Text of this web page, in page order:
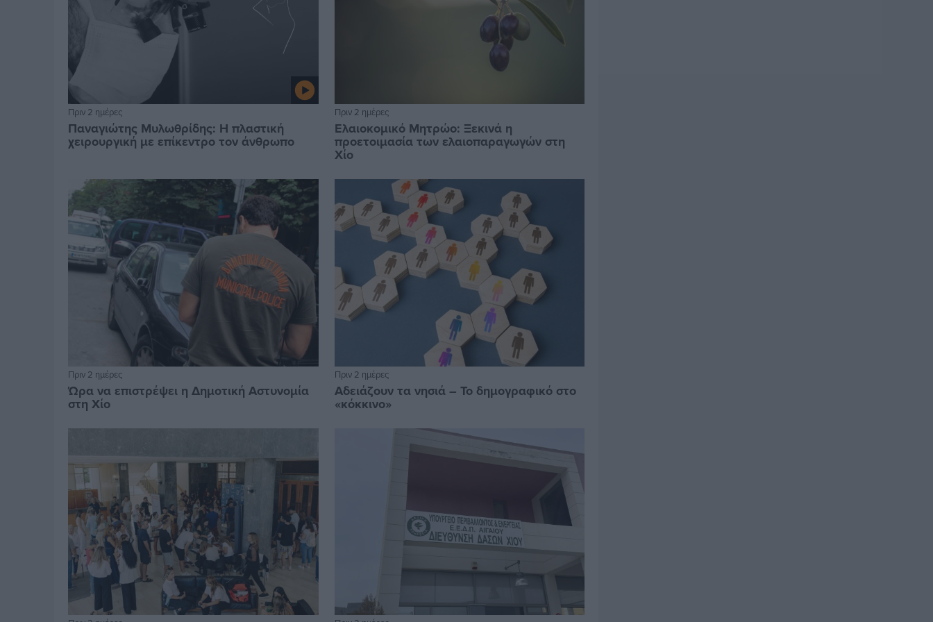
Πριν 2 ημέρες
Παναγιώτης Μυλωθρίδης: Η πλαστική
χειρουργική με επίκεντρο τον άνθρωπο
Πριν 2 ημέρες
Ελαιοκομικό Μητρώο: Ξεκινά η
προετοιμασία των ελαιοπαραγωγών στη
Χίο
Πριν 2 ημέρες
Ώρα να επιστρέψει η Δημοτική Αστυνομία
στη Χίο
Πριν 2 ημέρες
Αδειάζουν τα νησιά – Το δημογραφικό στο
«κόκκινο»